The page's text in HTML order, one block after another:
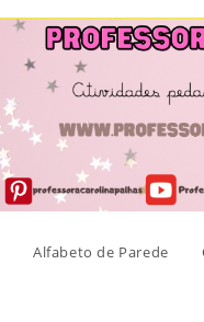
Skip
content
Alfabeto de Parede